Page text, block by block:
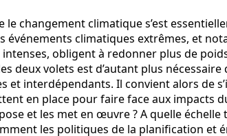
changement climatique s’est
événements climatiques extrêmes, et
obligent à redonner plus de
deux volets est d’autant plus nécessaire
interdépendants. Il convient alors de
en place pour faire face aux impacts
et les met en œuvre ? A quelle
les politiques de la planification et